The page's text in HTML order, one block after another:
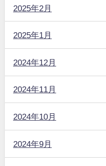
2025年2月
2025年1月
2024年12月
2024年11月
2024年10月
2024年9月